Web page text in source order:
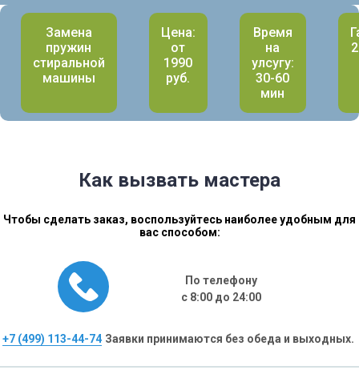
Замена
пружин
стиральной
машины
Цена:
от
1990
руб.
Время
на
улсугу:
30-60
мин
Как вызвать мастера
Чтобы сделать заказ, воспользуйтесь наиболее удобным для
вас способом:
По телефону
с 8:00 до 24:00
+7 (499) 113-44-74 Заявки принимаются без обеда и выходных.